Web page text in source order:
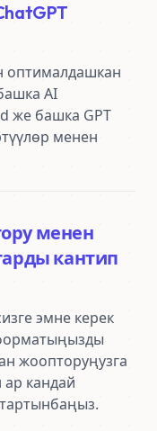
оптималдашкан
AI
же башка GPT
менен
менен
кантип
эмне керек
жоопторуңузга
ар кандай